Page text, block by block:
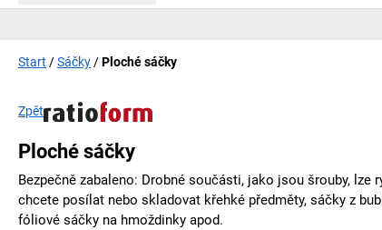
Start Sáčky Ploché sáčky
Zpět
Ploché sáčky
Bezpečně zabaleno: Drobné součásti, jako jsou šrouby,
chcete posílat nebo skladovat křehké předměty, sáčky z
fóliové sáčky na hmoždinky apod.